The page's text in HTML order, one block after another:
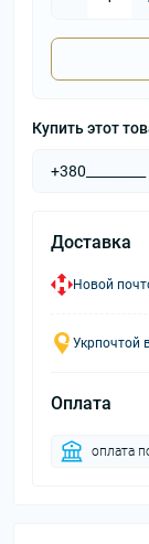
Купить этот
Доставка
Новой
Укрпочтой
Оплата
оплата